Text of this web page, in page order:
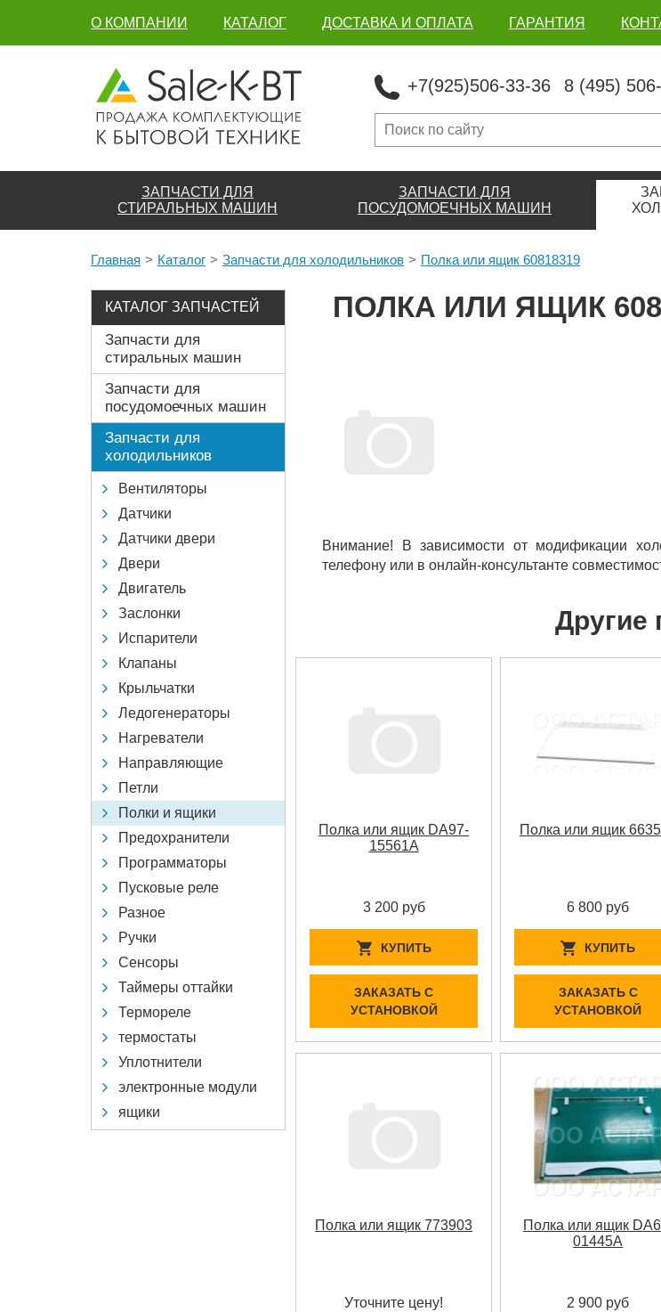
О КОМПАНИИ КАТАЛОГ ДОСТАВКА И ОПЛАТА ГАРАНТИЯ
+7(925)506-33-36 8 (495)
ЗАПЧАСТИ ДЛЯ
СТИРАЛЬНЫХ МАШИН
ЗАПЧАСТИ ДЛЯ
ПОСУДОМОЕЧНЫХ МАШИН
Главная Каталог Запчасти для холодильников Полка или ящик 60818319
КАТАЛОГ ЗАПЧАСТЕЙ
Запчасти для
стиральных машин
Запчасти для
посудомоечных машин
Запчасти для
холодильников
Вентиляторы
Датчики
Датчики двери
Двери
Двигатель
Заслонки
Испарители
Клапаны
Крыльчатки
Ледогенераторы
Нагреватели
Направляющие
Петли
Полки и ящики
Предохранители
Программаторы
Пусковые реле
Разное
Ручки
Сенсоры
Таймеры оттайки
Термореле
термостаты
Уплотнители
электронные модули
ящики
ПОЛКА ИЛИ ЯЩИК
Внимание! В зависимости от модификации
телефону или в онлайн-консультанте
Другие
Полка или ящик DA97-
15561A
3 200 руб
КУПИТЬ
ЗАКАЗАТЬ С
УСТАНОВКОЙ
Полка или ящик
6 800 руб
КУПИТЬ
ЗАКАЗАТЬ С
УСТАНОВКОЙ
Полка или ящик 773903
Уточните цену!
Полка или ящик
01445A
2 900 руб